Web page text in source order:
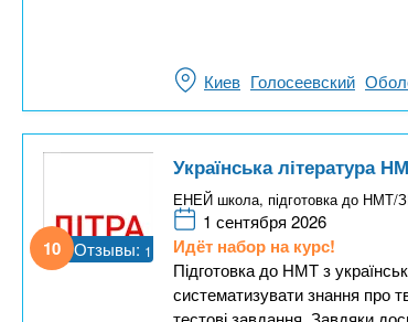
Киев Голосеевский
10 Отзывы: 1
Українська література
ЕНЕЙ школа, підготовка до НМТ/
1 сентября 2026
Идёт набор на курс!
Підготовка до НМТ з
систематизувати знання про